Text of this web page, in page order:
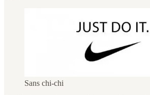
Sans chi-chi